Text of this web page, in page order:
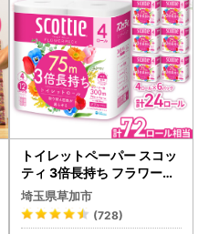
トイレットペーパー スコッ
ティ 3倍長持ち フラワーパ
ック 4ロール×6P
埼玉県草加市
(728)